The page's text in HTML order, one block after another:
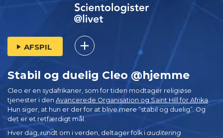
AFSPIL
Stabil og duelig Cleo @hjemme
Cleo er en sydafrikaner, som for tiden modtager religiøse
tjenester i den Avancerede Organisation og Saint Hill for Afrika.
Hun siger, at hun er der for at blive mere ”stabil og duelig”. Og
det er et retfærdigt mål.
Hver dag, rundt om i verden, deltager folk i auditering